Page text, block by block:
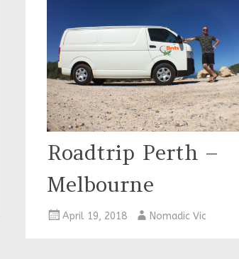
Roadtrip Perth –
Melbourne
April 19, 2018 Nomadic Vic